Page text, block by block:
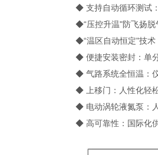
◆ 支持自动循环测试
◆“压控升温"防飞扬脱
◆“温区自动恒定"技术
◆ 便捷安装密封：单
◆ 气路系统全恒温：
◆ 上移门：人性化轻
◆ 电动涡轮液氮泵：
◆ 高可靠性：国际化